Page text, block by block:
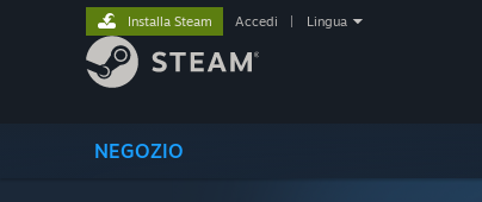
NEGOZIO
Installa Steam Accedi Lingua